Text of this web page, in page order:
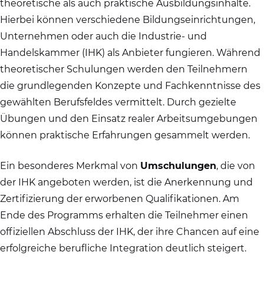
theoretische als auch praktische Ausbildungsinhalte.
Hierbei können verschiedene Bildungseinrichtungen,
Unternehmen oder auch die Industrie- und
Handelskammer (IHK) als Anbieter fungieren. Während
theoretischer Schulungen werden den Teilnehmern
die grundlegenden Konzepte und Fachkenntnisse des
gewählten Berufsfeldes vermittelt. Durch gezielte
Übungen und den Einsatz realer Arbeitsumgebungen
können praktische Erfahrungen gesammelt werden.
Ein besonderes Merkmal von Umschulungen, die von
der IHK angeboten werden, ist die Anerkennung und
Zertifizierung der erworbenen Qualifikationen. Am
Ende des Programms erhalten die Teilnehmer einen
offiziellen Abschluss der IHK, der ihre Chancen auf eine
erfolgreiche berufliche Integration deutlich steigert.